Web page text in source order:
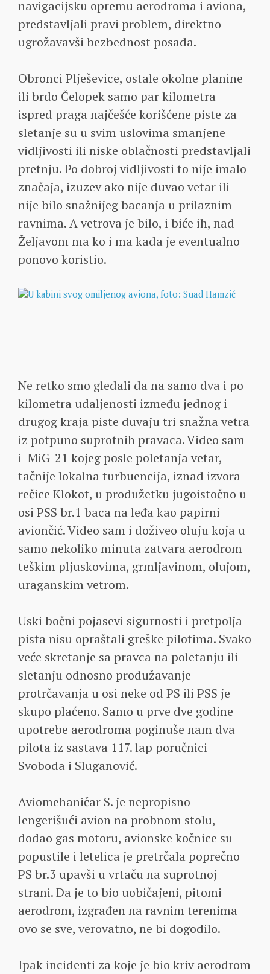
navigacijsku opremu aerodroma i aviona,
predstavljali pravi problem, direktno
ugrožavavši bezbednost posada.
Obronci Plješevice, ostale okolne planine
ili brdo Čelopek samo par kilometra
ispred praga najčešće korišćene piste za
sletanje su u svim uslovima smanjene
vidljivosti ili niske oblačnosti predstavljali
pretnju. Po dobroj vidljivosti to nije imalo
značaja, izuzev ako nije duvao vetar ili
nije bilo snažnijeg bacanja u prilaznim
ravnima. A vetrova je bilo, i biće ih, nad
Željavom ma ko i ma kada je eventualno
ponovo koristio.
Ne retko smo gledali da na samo dva i po
kilometra udaljenosti između jednog i
drugog kraja piste duvaju tri snažna vetra
iz potpuno suprotnih pravaca. Video sam
i MiG-21 kojeg posle poletanja vetar,
tačnije lokalna turbuencija, iznad izvora
rečice Klokot, u produžetku jugoistočno u
osi PSS br.1 baca na leđa kao papirni
aviončić. Video sam i doživeo oluju koja u
samo nekoliko minuta zatvara aerodrom
teškim pljuskovima, grmljavinom, olujom,
uraganskim vetrom.
Uski bočni pojasevi sigurnosti i pretpolja
pista nisu opraštali greške pilotima. Svako
veće skretanje sa pravca na poletanju ili
sletanju odnosno produžavanje
protrčavanja u osi neke od PS ili PSS je
skupo plaćeno. Samo u prve dve godine
upotrebe aerodroma poginuše nam dva
pilota iz sastava 117. lap poručnici
Svoboda i Sluganović.
Aviomehaničar S. je nepropisno
lengerišući avion na probnom stolu,
dodao gas motoru, avionske kočnice su
popustile i letelica je pretrčala poprečno
PS br.3 upavši u vrtaču na suprotnoj
strani. Da je to bio uobičajeni, pitomi
aerodrom, izgrađen na ravnim terenima
ovo se sve, verovatno, ne bi dogodilo.
Ipak incidenti za koje je bio kriv aerodrom